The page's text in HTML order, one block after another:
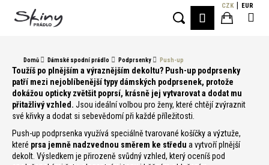
CZK EUR
Hledat
Nákupní
Domů Dámské spodní prádlo Podprsenky Push-up
Toužíš po plnějším a výraznějším dekoltu? Push-up podprsenky
patří mezi nejoblíbenější typy dámských podprsenek, protože
dokážou opticky zvětšit poprsí, krásně jej vytvarovat a dodat mu
přitažlivý vzhled. Jsou ideální volbou pro ženy, které chtějí zvýraznit
své křivky a dodat si sebevědomí při každé příležitosti.
Push-up podprsenka využívá speciálně tvarované košíčky a výztuže,
které prsa jemně nadzvednou směrem ke středu a vytvoří plnější
dekolt. Výsledkem je přirozeně svůdný vzhled, který oceníš pod
Zpět
Zpět
C
o
p
o
t
ř